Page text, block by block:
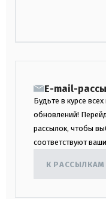
E-mail-
Будьте в курсе
обновлений!
рассылок, чтобы
соответствуют
К РАССЫЛКАМ